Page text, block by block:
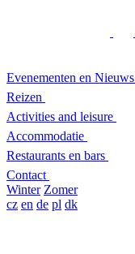
Evenementen en Nieuws
Reizen
Activities and leisure
Accommodatie
Restaurants en bars
Contact
Winter Zomer
cz en de pl dk